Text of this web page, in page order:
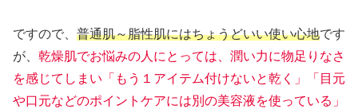
ですので、 普通肌～脂性肌にはちょうどいい使い心地です
が、 乾燥肌でお悩みの人にとっては、潤い力に物足りなさ
を感じてしまい「もう１アイテム付けないと乾く」「目元
や口元などのポイントケアには別の美容液を使っている」